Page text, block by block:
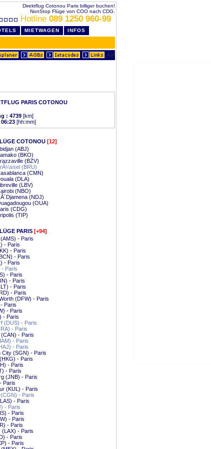
Direktflug Cotonou Paris billiger buchen!
NonStop Flüge von COO nach CDG.
Hotline 089 1250 960-99
MIETWAGEN INFOS
PARIS COTONOU
: 4739 [km]
[hh:mm]
COTONOU [12]
(ABJ)
(BKO)
(BZV)
(BRU)
(CMN)
(DLA)
(LBV)
(NBO)
(NDJ)
(OUA)
(CDG)
(TIP)
PARIS [+94]
- Paris
- Paris
- Paris
- Paris
- Paris
- Paris
- Paris
- Paris
- Paris
- Paris
(DFW) - Paris
Paris
- Paris
- Paris
(DUS) - Paris
- Paris
- Paris
- Paris
- Paris
City (SGN) - Paris
- Paris
- Paris
- Paris
(JNB) - Paris
Paris
(KUL) - Paris
- Paris
- Paris
- Paris
- Paris
- Paris
- Paris
(LAX) - Paris
- Paris
- Paris